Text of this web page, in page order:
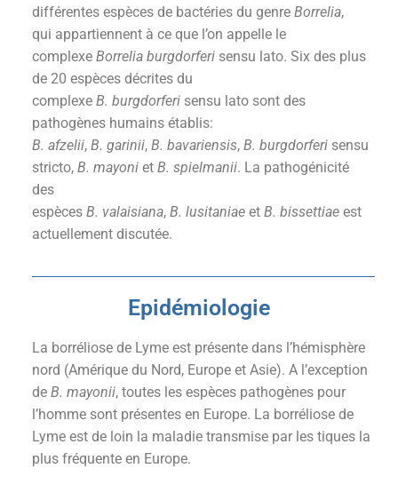
différentes espèces de bactéries du genre Borrelia,
qui appartiennent à ce que l’on appelle le
complexe Borrelia burgdorferi sensu lato. Six des plus
de 20 espèces décrites du
complexe B. burgdorferi sensu lato sont des
pathogènes humains établis:
B. afzelii, B. garinii, B. bavariensis, B. burgdorferi sensu
stricto, B. mayoni et B. spielmanii. La pathogénicité
des
espèces B. valaisiana, B. lusitaniae et B. bissettiae est
actuellement discutée.
Epidémiologie
La borréliose de Lyme est présente dans l’hémisphère
nord (Amérique du Nord, Europe et Asie). A l’exception
de B. mayonii, toutes les espèces pathogènes pour
l’homme sont présentes en Europe. La borréliose de
Lyme est de loin la maladie transmise par les tiques la
plus fréquente en Europe.